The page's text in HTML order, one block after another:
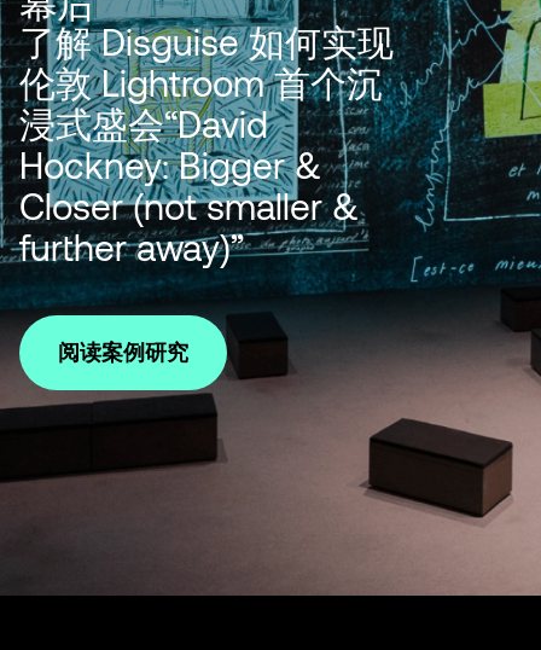
了解 Disguise 如何实现
伦敦 Lightroom 首个沉
浸式盛会“David
Hockney: Bigger &
Closer (not smaller &
further away)”
阅读案例研究